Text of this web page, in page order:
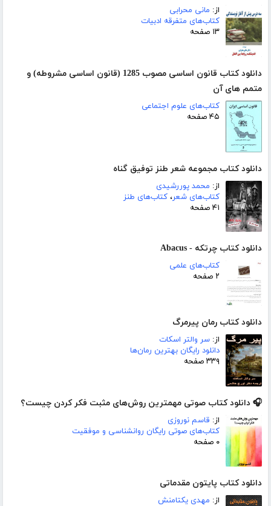
از: مانی محرابی
کتاب‌های متفرقه ادبیات
۱۳ صفحه
دانلود کتاب قانون اساسی مصوب 1285 (قانون اساسی مشروطه) و
متمم های آن
کتاب‌های علوم اجتماعی
۴۵ صفحه
دانلود کتاب مجموعه شعر طنز توفیق گناه
از: محمد پوررشیدی
کتاب‌های شعر، کتاب‌های طنز
۴۱ صفحه
دانلود کتاب چرتکه - Abacus
کتاب‌های علمی
۲ صفحه
دانلود کتاب رمان پیرمرگ
از: سر والتر اسکات
دانلود رایگان بهترین رمان‌ها
۳۳۹ صفحه
🎧 دانلود کتاب صوتی مهمترین روش‌های مثبت فکر کردن چیست؟
از: قاسم نوروزی
کتاب‌های صوتی رایگان روانشناسی و موفقیت
۰ صفحه
دانلود کتاب پایتون مقدماتی
از: مهدی یکتامنش